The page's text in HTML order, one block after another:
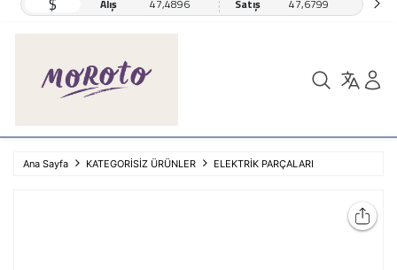
Alış 47,4896 Satış 47,6799
Ana Sayfa KATEGORİSİZ ÜRÜNLER ELEKTRİK PARÇALARI